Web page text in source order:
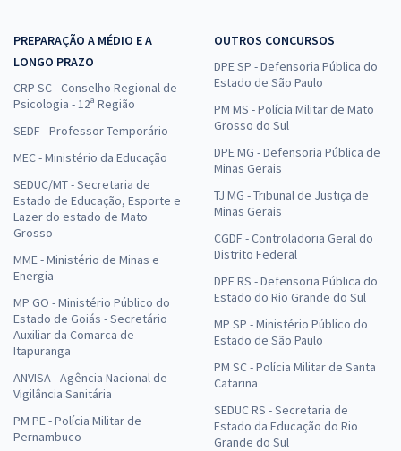
PREPARAÇÃO A MÉDIO E A
LONGO PRAZO
CRP SC - Conselho Regional de
Psicologia - 12ª Região
SEDF - Professor Temporário
MEC - Ministério da Educação
SEDUC/MT - Secretaria de
Estado de Educação, Esporte e
Lazer do estado de Mato
Grosso
MME - Ministério de Minas e
Energia
MP GO - Ministério Público do
Estado de Goiás - Secretário
Auxiliar da Comarca de
Itapuranga
ANVISA - Agência Nacional de
Vigilância Sanitária
PM PE - Polícia Militar de
Pernambuco
OUTROS CONCURSOS
DPE SP - Defensoria Pública do
Estado de São Paulo
PM MS - Polícia Militar de Mato
Grosso do Sul
DPE MG - Defensoria Pública de
Minas Gerais
TJ MG - Tribunal de Justiça de
Minas Gerais
CGDF - Controladoria Geral do
Distrito Federal
DPE RS - Defensoria Pública do
Estado do Rio Grande do Sul
MP SP - Ministério Público do
Estado de São Paulo
PM SC - Polícia Militar de Santa
Catarina
SEDUC RS - Secretaria de
Estado da Educação do Rio
Grande do Sul